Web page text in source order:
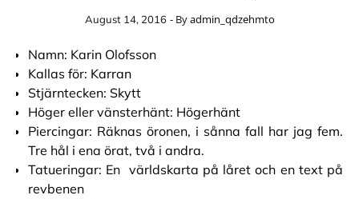
August 14, 2016 - Byadmin_qdzehmto
Namn: Karin Olofsson
Kallas för: Karran
Stjärntecken: Skytt
Höger eller vänsterhänt: Högerhänt
Piercingar: Räknas öronen, i sånna fall har jag fem.
Tre hål i ena örat, två i andra.
Tatueringar: En världskarta på låret och en text på
revbenen